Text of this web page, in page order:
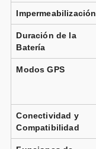
Impermeabilización
Duración de la
Batería
Modos GPS
Conectividad y
Compatibilidad